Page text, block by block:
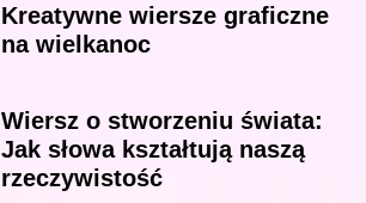
Kreatywne wiersze graficzne
na wielkanoc
Wiersz o stworzeniu świata:
Jak słowa kształtują naszą
rzeczywistość